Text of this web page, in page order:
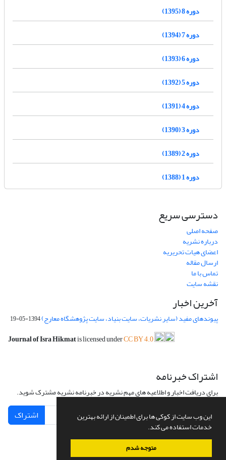
این وب سایت از کوکی ها برای اطمینان از ارائه بهترین
خدمات استفاده می کند.
متوجه شدم
دوره 8 (1395)
دوره 7 (1394)
دوره 6 (1393)
دوره 5 (1392)
دوره 4 (1391)
دوره 3 (1390)
دوره 2 (1389)
دوره 1 (1388)
دسترسی سریع
صفحه اصلی
درباره نشریه
اعضای هیات تحریریه
ارسال مقاله
تماس با ما
نقشه سایت
آخرین اخبار
پیوندهای مفید (سایر نشریات، سایت بنیاد، سایت پژوهشگاه معارج)1394-05-19
Journal of Isra Hikmatis licensed underCC BY 4.0
اشتراک خبرنامه
برای دریافت اخبار و اطلاعیه های مهم نشریه در خبرنامه نشریه مشترک شوید.
اشتراک
سامانه مدیریت نشریات علمی.طراحی و پیاده سازی ازسیناوب